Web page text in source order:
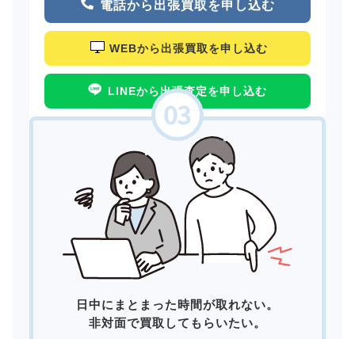
電話から出張買取を申し込む
WEBから出張買取を申し込む
LINEから出張査定を申し込む
日中にまとまった時間が取れない。
非対面で買取してもらいたい。